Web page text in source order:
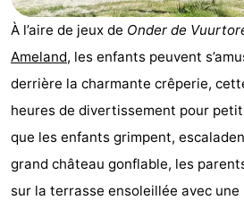
Ameland
State
Campings
Chambre
d'hôtes
Chaumières
Boomhiemke
-
À l’aire de jeux de Onder de
Ameland, les enfants peuvent
derrière la charmante crêperie,
heures de divertissement pour
que les enfants grimpent,
grand château gonflable, les
sur la terrasse ensoleillée avec une